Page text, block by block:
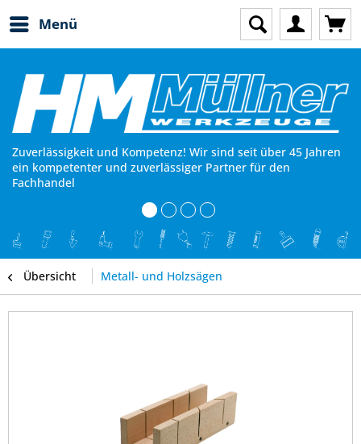
Menü
Zuverlässigkeit und Kompetenz! Wir sind seit über 45 Jahren
ein kompetenter und zuverlässiger Partner für den
Fachhandel
Übersicht Metall- und Holzsägen